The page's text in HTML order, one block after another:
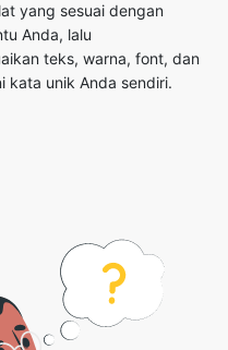
yang sesuai dengan
Anda, lalu
teks, warna, font, dan
kata unik Anda sendiri.